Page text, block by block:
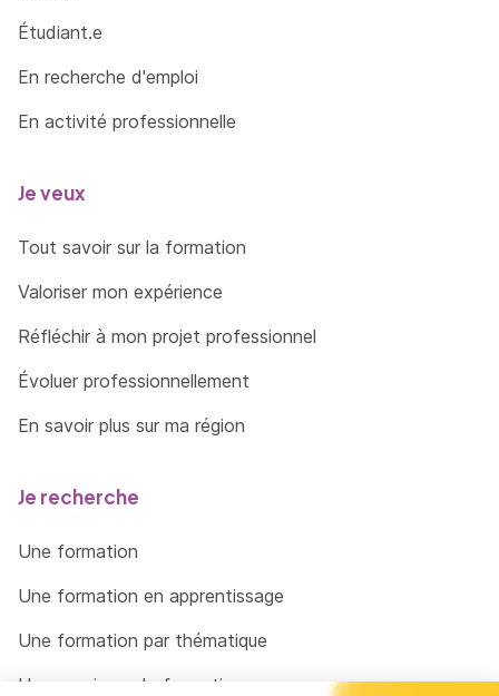
Étudiant.e
En recherche d'emploi
En activité professionnelle
Je veux
Tout savoir sur la formation
Valoriser mon expérience
Réfléchir à mon projet professionnel
Évoluer professionnellement
En savoir plus sur ma région
Je recherche
Une formation
Une formation en apprentissage
Une formation par thématique
Un organisme de formation